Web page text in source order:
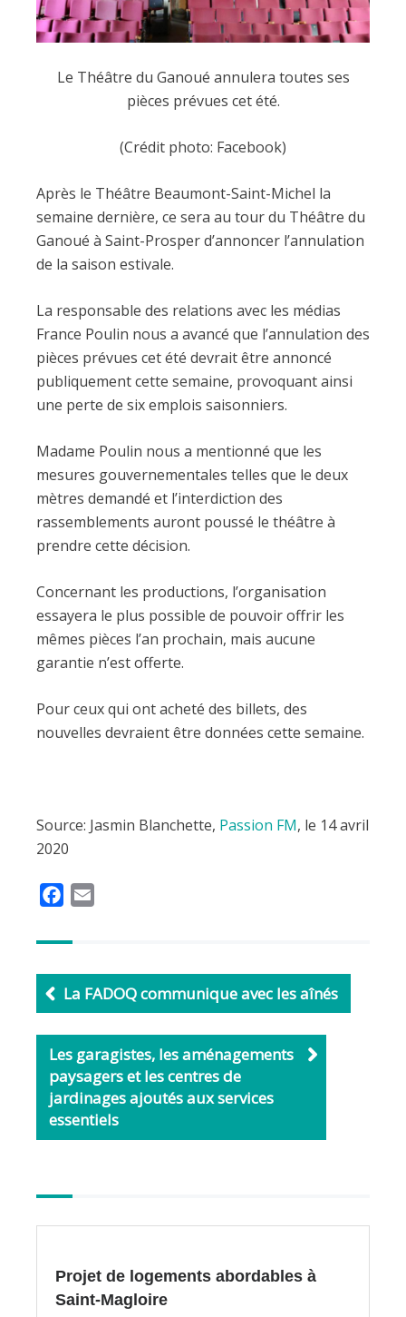
Le Théâtre du Ganoué annulera toutes ses
pièces prévues cet été.
(Crédit photo: Facebook)
Après le Théâtre Beaumont-Saint-Michel la
semaine dernière, ce sera au tour du Théâtre du
Ganoué à Saint-Prosper d’annoncer l’annulation
de la saison estivale.
La responsable des relations avec les médias
France Poulin nous a avancé que l’annulation des
pièces prévues cet été devrait être annoncé
publiquement cette semaine, provoquant ainsi
une perte de six emplois saisonniers.
Madame Poulin nous a mentionné que les
mesures gouvernementales telles que le deux
mètres demandé et l’interdiction des
rassemblements auront poussé le théâtre à
prendre cette décision.
Concernant les productions, l’organisation
essayera le plus possible de pouvoir offrir les
mêmes pièces l’an prochain, mais aucune
garantie n’est offerte.
Pour ceux qui ont acheté des billets, des
nouvelles devraient être données cette semaine.
Source: Jasmin Blanchette, Passion FM, le 14 avril
2020
c
b
o
o
k
l
La FADOQ communique avec les aînés
Les garagistes, les aménagements
paysagers et les centres de
jardinages ajoutés aux services
essentiels
articles
Projet de logements abordables à
Saint-Magloire